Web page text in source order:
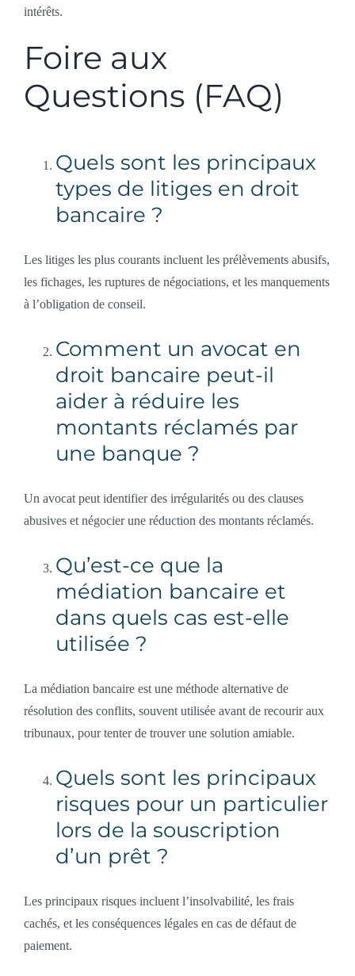
intérêts.
Foire aux
Questions (FAQ)
Quels sont les principaux
types de litiges en droit
bancaire ?
Les litiges les plus courants incluent les prélèvements abusifs,
les fichages, les ruptures de négociations, et les manquements
à l’obligation de conseil.
Comment un avocat en
droit bancaire peut-il
aider à réduire les
montants réclamés par
une banque ?
Un avocat peut identifier des irrégularités ou des clauses
abusives et négocier une réduction des montants réclamés.
Qu’est-ce que la
médiation bancaire et
dans quels cas est-elle
utilisée ?
La médiation bancaire est une méthode alternative de
résolution des conflits, souvent utilisée avant de recourir aux
tribunaux, pour tenter de trouver une solution amiable.
Quels sont les principaux
risques pour un particulier
lors de la souscription
d’un prêt ?
Les principaux risques incluent l’insolvabilité, les frais
cachés, et les conséquences légales en cas de défaut de
paiement.